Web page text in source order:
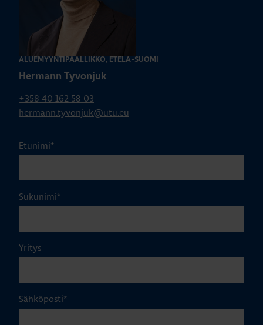
ALUEMYYNTIPÄÄLLIKKÖ, ETELÄ-SUOMI
Hermann Tyvonjuk
+358 40 162 58 03
hermann.tyvonjuk@utu.eu
Etunimi*
Sukunimi*
Yritys
Sähköposti*